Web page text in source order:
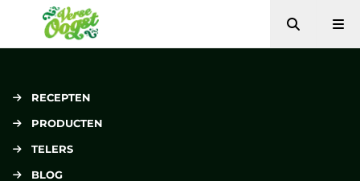
Verse Oogst
Zoeken
RECEPTEN
PRODUCTEN
TELERS
BLOG